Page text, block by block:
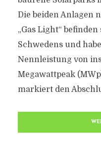
Die beiden Anlagen
„Gas Light“
Schwedens und
Nennleistung von
Megawattpeak
markiert den